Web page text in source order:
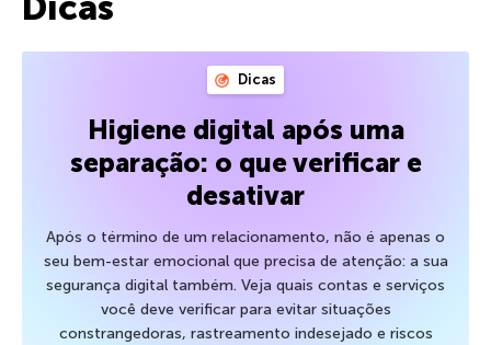
Dicas
Higiene digital após uma
separação: o que verificar e
desativar
Após o término de um relacionamento, não é apenas o
seu bem-estar emocional que precisa de atenção: a sua
segurança digital também. Veja quais contas e serviços
você deve verificar para evitar situações
constrangedoras, rastreamento indesejado e riscos